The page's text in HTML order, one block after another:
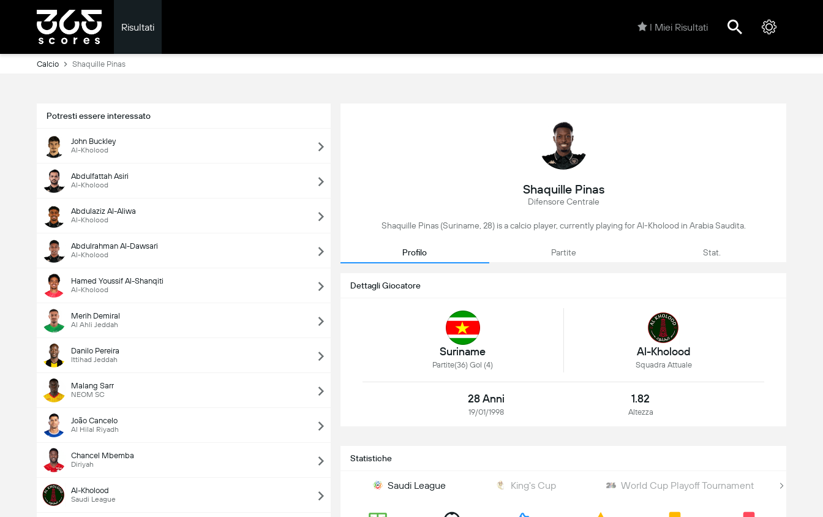
Risultati I Miei Risultati
Calcio Shaquille Pinas
Potresti essere interessato
John Buckley
Al-Kholood
Abdulfattah Asiri
Al-Kholood
Abdulaziz Al-Aliwa
Al-Kholood
Abdulrahman Al-Dawsari
Al-Kholood
Hamed Youssif Al-Shanqiti
Al-Kholood
Merih Demiral
Al Ahli Jeddah
Danilo Pereira
Ittihad Jeddah
Malang Sarr
NEOM SC
João Cancelo
Al Hilal Riyadh
Chancel Mbemba
Diriyah
Al-Kholood
Saudi League
Shaquille Pinas
Difensore Centrale
Shaquille Pinas (Suriname, 28) is a calcio player, currently playing for Al-Kholood in Arabia Saudita.
Profilo Partite Stat.
Dettagli Giocatore
Suriname
Partite(36) Gol (4)
Al-Kholood
Squadra Attuale
28 Anni
19/01/1998
1.82
Altezza
Statistiche
Saudi League King's Cup World Cup Playoff Tournament